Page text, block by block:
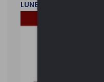
LUNEDì 2 FEBBRAIO 2026